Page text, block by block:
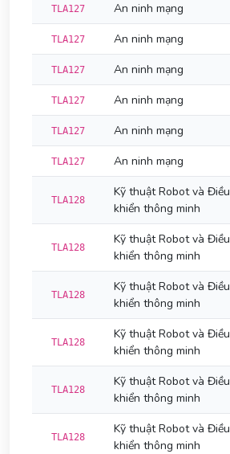
TLA127 An ninh mạng
TLA127 An ninh mạng
TLA127 An ninh mạng
TLA127 An ninh mạng
TLA127 An ninh mạng
TLA127 An ninh mạng
TLA128
Kỹ thuật Robot và Điều
khiển thông minh
TLA128
Kỹ thuật Robot và Điều
khiển thông minh
TLA128
Kỹ thuật Robot và Điều
khiển thông minh
TLA128
Kỹ thuật Robot và Điều
khiển thông minh
TLA128
Kỹ thuật Robot và Điều
khiển thông minh
TLA128
Kỹ thuật Robot và Điều
khiển thông minh